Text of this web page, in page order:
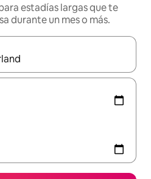
estadías largas que te
durante un mes o más.
disponibles, navega con las